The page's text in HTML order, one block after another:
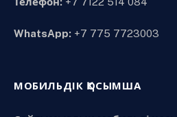
WhatsApp: +7 775 7723003
МОБИЛЬДІК ҚОСЫМША